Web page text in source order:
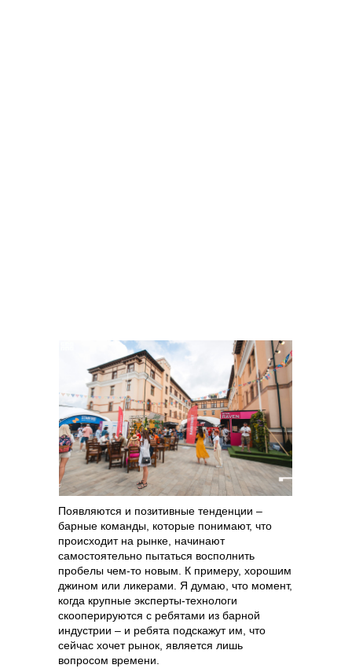
Появляются и позитивные тенденции –
барные команды, которые понимают, что
происходит на рынке, начинают
самостоятельно пытаться восполнить
пробелы чем-то новым. К примеру, хорошим
джином или ликерами. Я думаю, что момент,
когда крупные эксперты-технологи
скооперируются с ребятами из барной
индустрии – и ребята подскажут им, что
сейчас хочет рынок, является лишь
вопросом времени.